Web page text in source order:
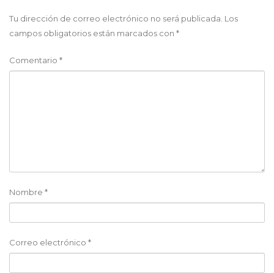
Tu dirección de correo electrónico no será publicada. Los
campos obligatorios están marcados con *
Comentario *
Nombre *
Correo electrónico *